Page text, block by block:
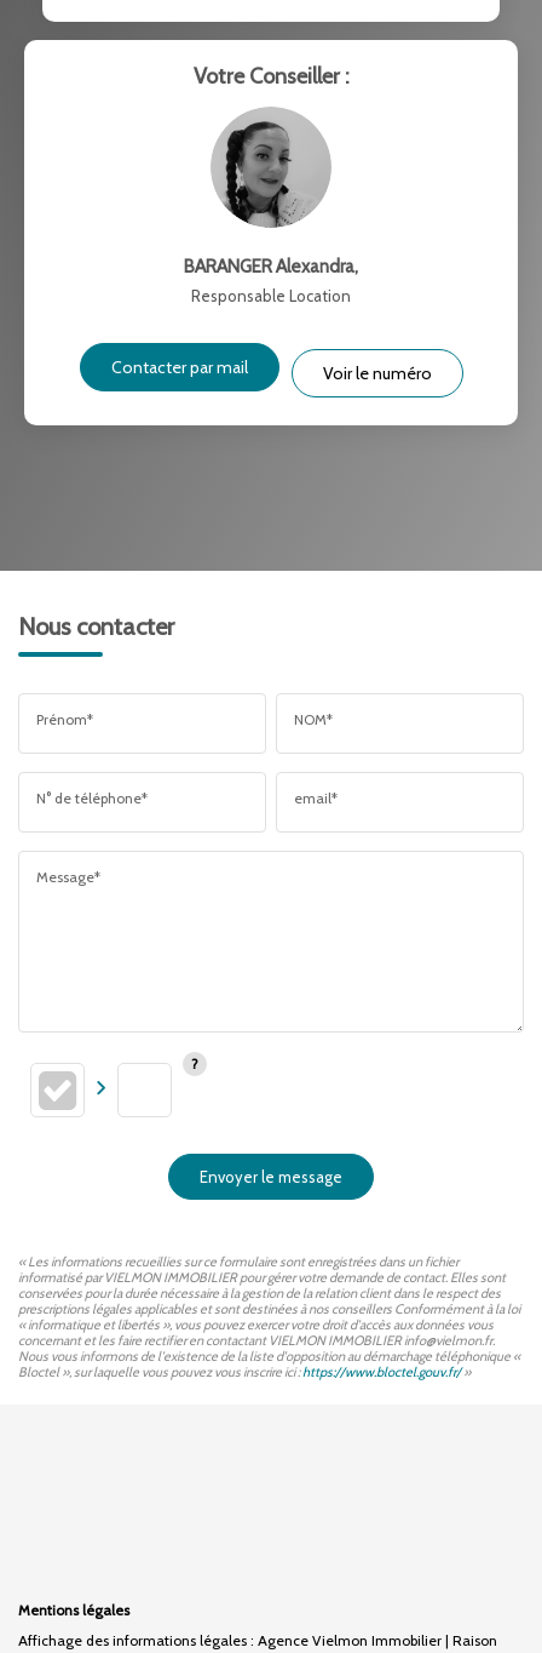
RESTAURANTS ET CAFÉS COMMERCES
Votre Conseiller :
BARANGER Alexandra,
Responsable Location
Contacter par mail Voir le numéro
Nous contacter
Prénom* NOM*
N° de téléphone* email*
Message*
Envoyer le message
« Les informations recueillies sur ce formulaire sont enregistrées dans un fichier
informatisé par VIELMON IMMOBILIER pour gérer votre demande de contact. Elles sont
conservées pour la durée nécessaire à la gestion de la relation client dans le respect des
prescriptions légales applicables et sont destinées à nos conseillers Conformément à la loi
« informatique et libertés », vous pouvez exercer votre droit d'accès aux données vous
concernant et les faire rectifier en contactant VIELMON IMMOBILIER info@vielmon.fr.
Nous vous informons de l'existence de la liste d'opposition au démarchage téléphonique «
Bloctel », sur laquelle vous pouvez vous inscrire ici :https://www.bloctel.gouv.fr/»
Mentions légales
Affichage des informations légales : Agence Vielmon Immobilier | Raison